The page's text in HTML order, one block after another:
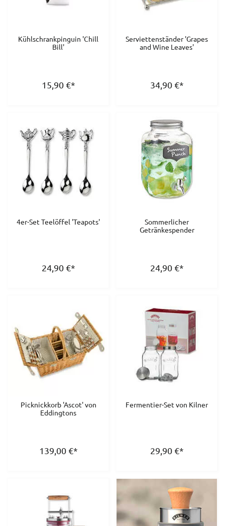
Kühlschrankpinguin 'Chill
Bill'
15,90€*
Serviettenständer 'Grapes
and Wine Leaves'
34,90€*
4er-Set Teelöffel 'Teapots'
24,90€*
Sommerlicher
Getränkespender
24,90€*
Picknickkorb 'Ascot' von
Eddingtons
139,00€*
Fermentier-Set von Kilner
29,90€*